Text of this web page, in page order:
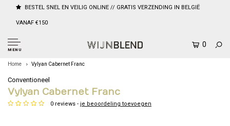
BESTEL SNEL EN VEILIG ONLINE // GRATIS VERZENDING IN BELGIË
VANAF €150
MENU
0
Home Vylyan Cabernet Franc
Conventioneel
Vylyan Cabernet Franc
0 reviews - je beoordeling toevoegen